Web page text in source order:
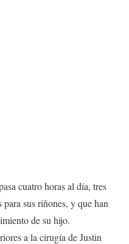
cuatro horas al día, tres
sus riñones, y que han
de su hijo.
a la cirugía de Justin